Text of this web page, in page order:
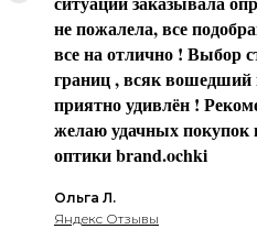
не пожалела, все
все на отлично ! Выбор
границ , всяк вошедший
приятно удивлён !
желаю удачных покупок
оптики brаnd.ochki
Ольга Л.
Яндекс Отзывы